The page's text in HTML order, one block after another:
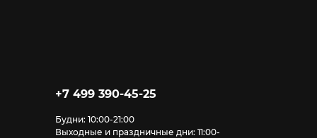
+7 499 390-45-25
Будни: 10:00-21:00
Выходные и праздничные дни: 11:00-